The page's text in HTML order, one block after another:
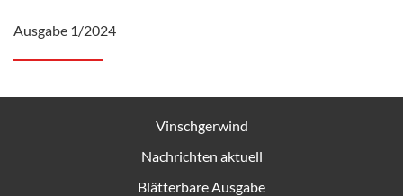
Ausgabe 1/2024
Vinschgerwind
Nachrichten aktuell
Blätterbare Ausgabe